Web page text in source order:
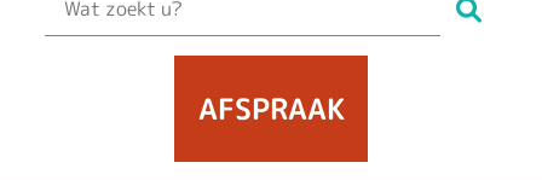
AFSPRAAK